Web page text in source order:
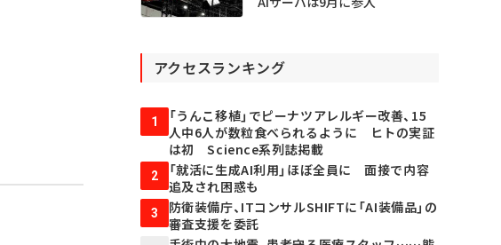
アクセスランキング
1
「うんこ移植」でピーナツアレルギー改善、15
人中6人が数粒食べられるように ヒトの実証
は初 Science系列誌掲載
2
「就活に生成AI利用」ほぼ全員に 面接で内容
追及され困惑も
3
防衛装備庁、ITコンサルSHIFTに「AI装備品」の
審査支援を委託